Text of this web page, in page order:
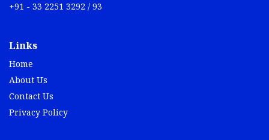
+91 - 33 2251 3292 / 93
Links
Home
About Us
Contact Us
Privacy Policy